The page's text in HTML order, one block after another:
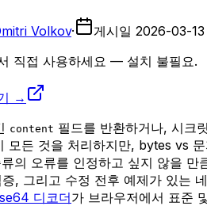
Volkov· 게시일 2026-03-13
직접 사용하세요 — 설치 불필요.
→
content 필드를 반환하거나, 시
모든 것을 처리하지만, bytes vs
오류를 인정하고 싶지 않을 만
, 그리고 수정 전후 예제가 있
디코더가 브라우저에서 표준